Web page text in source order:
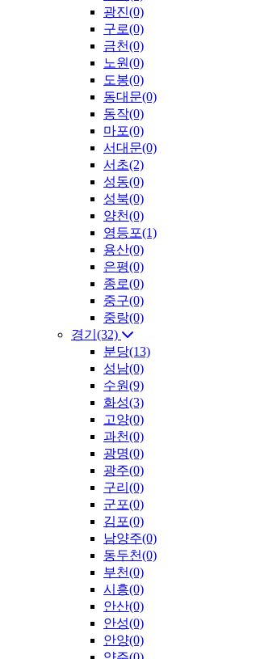
광진(0)
구로(0)
금천(0)
노원(0)
도봉(0)
동대문(0)
동작(0)
마포(0)
서대문(0)
서초(2)
성동(0)
성북(0)
양천(0)
영등포(1)
용산(0)
은평(0)
종로(0)
중구(0)
중랑(0)
경기(32)
분당(13)
성남(0)
수원(9)
화성(3)
고양(0)
과천(0)
광명(0)
광주(0)
구리(0)
군포(0)
김포(0)
남양주(0)
동두천(0)
부천(0)
시흥(0)
안산(0)
안성(0)
안양(0)